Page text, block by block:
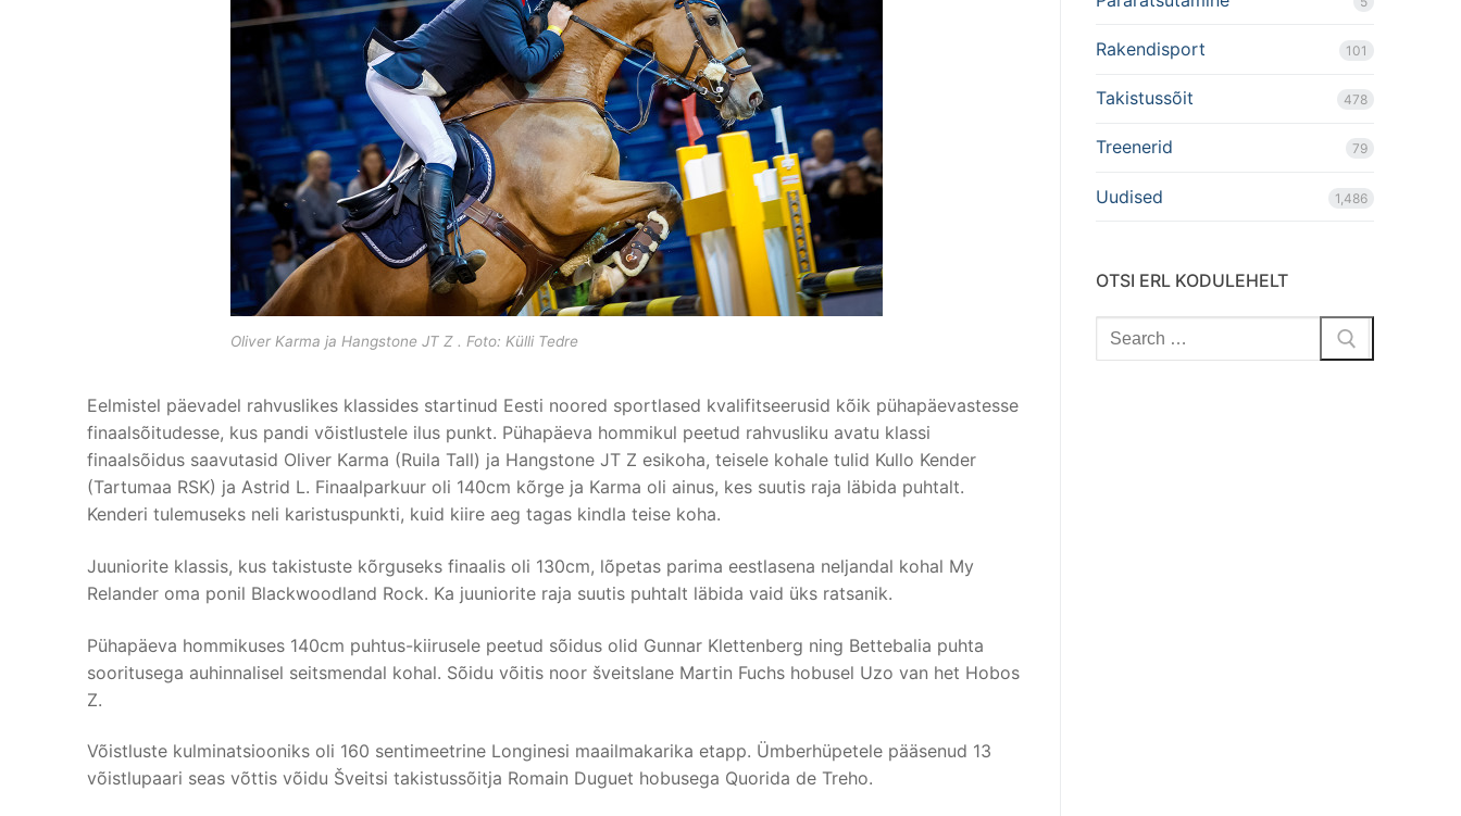
Oliver Karma ja Hangstone JT Z . Foto: Külli Tedre
Eelmistel päevadel rahvuslikes klassides startinud Eesti noored sportlased kvalifitseerusid kõik pühapäevastesse
finaalsõitudesse, kus pandi võistlustele ilus punkt. Pühapäeva hommikul peetud rahvusliku avatu klassi
finaalsõidus saavutasid Oliver Karma (Ruila Tall) ja Hangstone JT Z esikoha, teisele kohale tulid Kullo Kender
(Tartumaa RSK) ja Astrid L. Finaalparkuur oli 140cm kõrge ja Karma oli ainus, kes suutis raja läbida puhtalt.
Kenderi tulemuseks neli karistuspunkti, kuid kiire aeg tagas kindla teise koha.
Juuniorite klassis, kus takistuste kõrguseks finaalis oli 130cm, lõpetas parima eestlasena neljandal kohal My
Relander oma ponil Blackwoodland Rock. Ka juuniorite raja suutis puhtalt läbida vaid üks ratsanik.
Pühapäeva hommikuses 140cm puhtus-kiirusele peetud sõidus olid Gunnar Klettenberg ning Bettebalia puhta
sooritusega auhinnalisel seitsmendal kohal. Sõidu võitis noor šveitslane Martin Fuchs hobusel Uzo van het Hobos
Z.
Võistluste kulminatsiooniks oli 160 sentimeetrine Longinesi maailmakarika etapp. Ümberhüpetele pääsenud 13
võistlupaari seas võttis võidu Šveitsi takistussõitja Romain Duguet hobusega Quorida de Treho.
Rakendisport 101
Takistussõit 478
Treenerid 79
Uudised 1,486
OTSI ERL KODULEHELT
Search
for: